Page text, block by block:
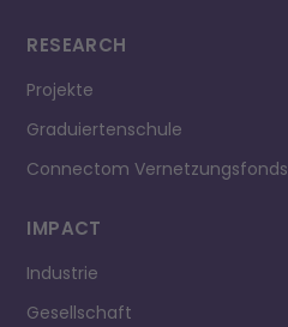
RESEARCH
Projekte
Graduiertenschule
Connectom Vernetzungsfonds
IMPACT
Industrie
Gesellschaft